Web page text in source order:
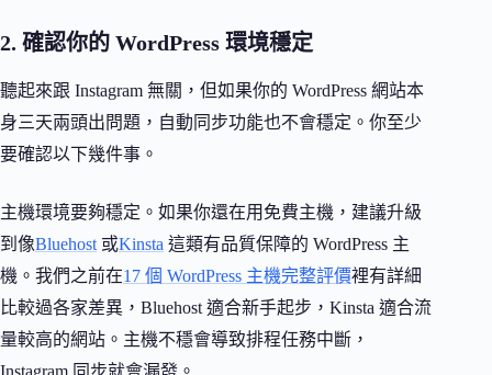
2. 確認你的 WordPress 環境穩定
聽起來跟 Instagram 無關，但如果你的 WordPress 網站本
身三天兩頭出問題，自動同步功能也不會穩定。你至少
要確認以下幾件事。
主機環境要夠穩定。如果你還在用免費主機，建議升級
到像Bluehost 或Kinsta 這類有品質保障的 WordPress 主
機。我們之前在17 個 WordPress 主機完整評價裡有詳細
比較過各家差異，Bluehost 適合新手起步，Kinsta 適合流
量較高的網站。主機不穩會導致排程任務中斷，
Instagram 同步就會漏發。